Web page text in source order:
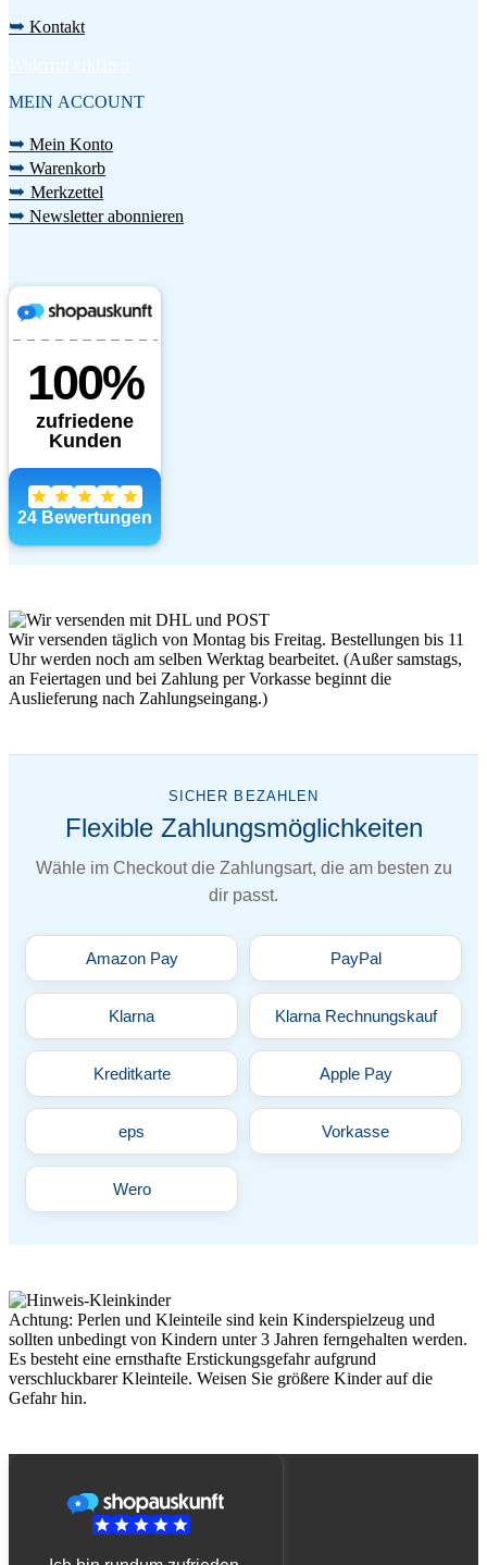
➥ Kontakt
MEIN ACCOUNT
➥ Mein Konto
➥ Warenkorb
➥ Merkzettel
➥ Newsletter abonnieren
Wir versenden täglich von Montag bis Freitag. Bestellungen bis 11
Uhr werden noch am selben Werktag bearbeitet. (Außer samstags,
an Feiertagen und bei Zahlung per Vorkasse beginnt die
Auslieferung nach Zahlungseingang.)
SICHER BEZAHLEN
Flexible Zahlungsmöglichkeiten
Wähle im Checkout die Zahlungsart, die am besten zu
dir passt.
Amazon Pay PayPal
Klarna Klarna Rechnungskauf
Kreditkarte Apple Pay
eps Vorkasse
Wero
Achtung: Perlen und Kleinteile sind kein Kinderspielzeug und
sollten unbedingt von Kindern unter 3 Jahren ferngehalten werden.
Es besteht eine ernsthafte Erstickungsgefahr aufgrund
verschluckbarer Kleinteile. Weisen Sie größere Kinder auf die
Gefahr hin.